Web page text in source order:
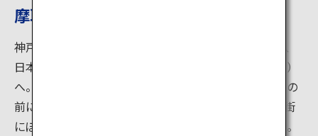
摩耶山掬星台
神戸の中心部よりケーブルとロープウェーを乗り継ぎ、
日本三大夜景の摩耶山掬星台（まやさんきくせいだい）
へ。大阪方面から神戸市街のダイナミックな夜景が目の
前に広がります。日没から空が青々と染まり、埠頭や街
にぽつぽつと明かりが灯り始める頃の光模様は感動的。